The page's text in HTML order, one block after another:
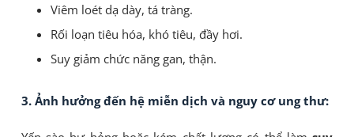
Viêm loét dạ dày, tá tràng.
Rối loạn tiêu hóa, khó tiêu, đầy hơi.
Suy giảm chức năng gan, thận.
3. Ảnh hưởng đến hệ miễn dịch và nguy cơ ung thư: